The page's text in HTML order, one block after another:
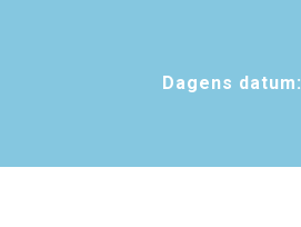
Dagens datum: